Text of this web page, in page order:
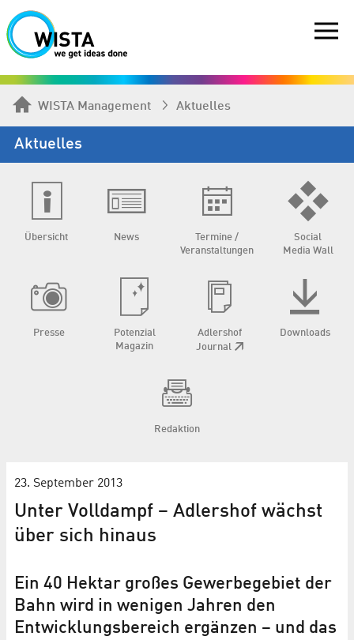
WISTA Management Aktuelles
Aktuelles
Übersicht News
Termine /
Veranstaltungen
Social
Media Wall
Presse
Potenzial
Magazin
Adlershof
Journal
Downloads
Redaktion
23. September 2013
Unter Volldampf – Adlershof wächst
über sich hinaus
Ein 40 Hektar großes Gewerbegebiet der
Bahn wird in wenigen Jahren den
Entwicklungsbereich ergänzen – und das